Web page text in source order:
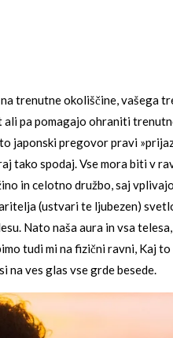
trenutne okoliščine, vašega
pa pomagajo ohraniti
japonski pregovor pravi
tako spodaj. Vse mora biti v
in celotno družbo, saj
(ustvari te ljubezen)
Nato naša aura in vsa
tudi mi na fizični ravni, Kaj
ves glas vse grde besede.